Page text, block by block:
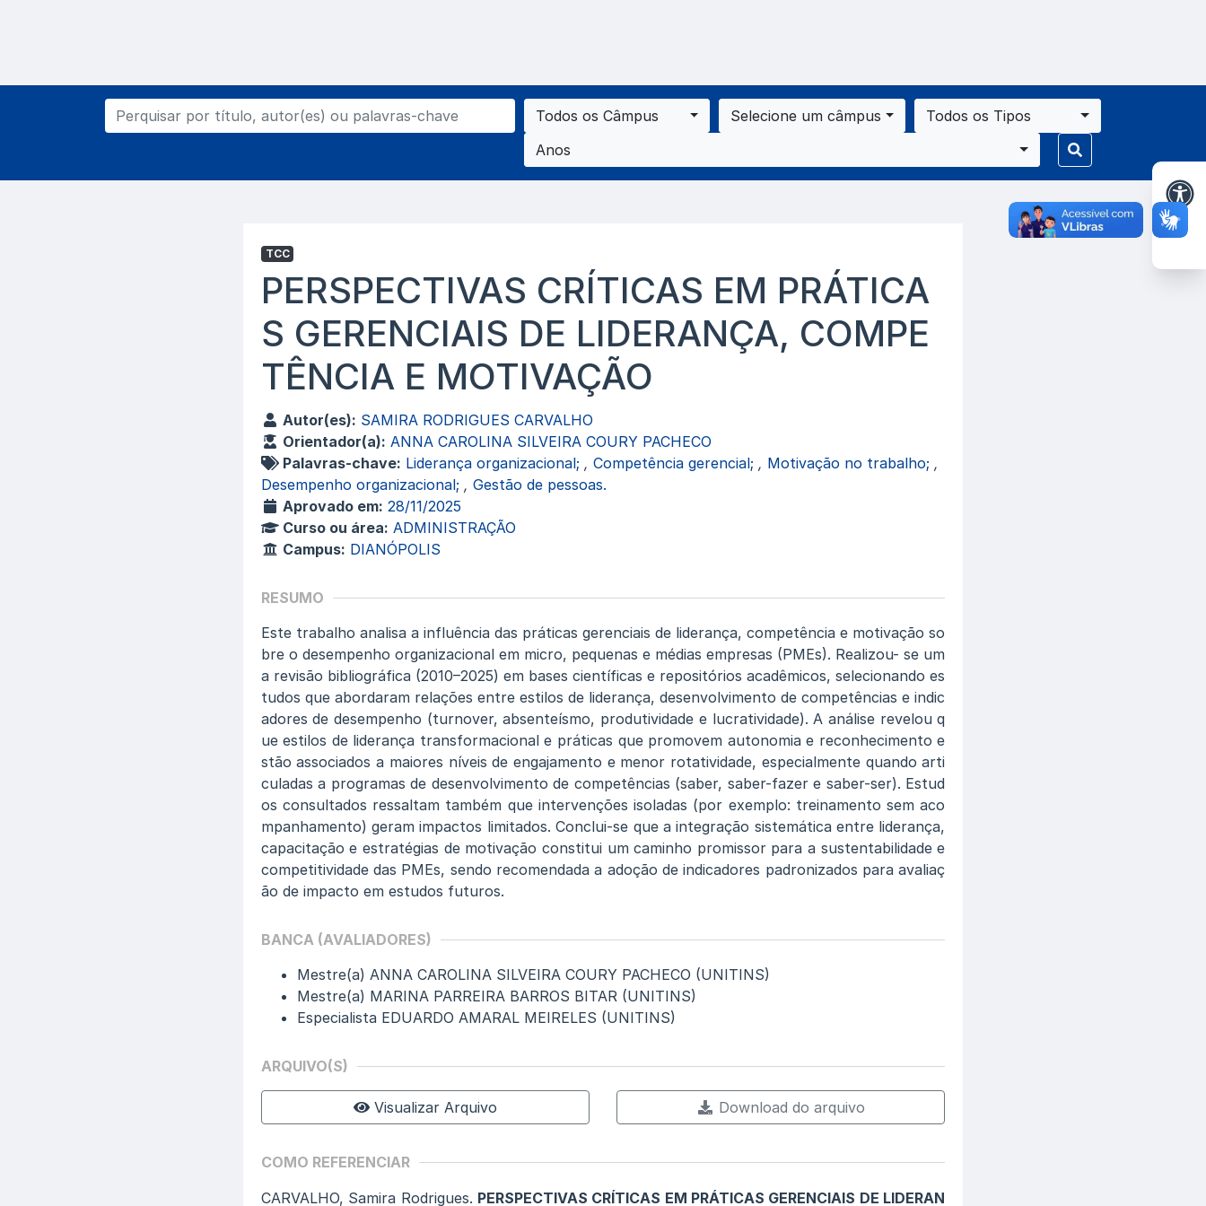
Todos os Câmpus Selecione um câmpus
Todos os Tipos
Anos
TCC
PERSPECTIVAS CRÍTICAS EM PRÁTICA
S GERENCIAIS DE LIDERANÇA, COMPE
TÊNCIA E MOTIVAÇÃO
Autor(es): SAMIRA RODRIGUES CARVALHO
Orientador(a): ANNA CAROLINA SILVEIRA COURY PACHECO
Palavras-chave: Liderança organizacional; , Competência gerencial; , Motivação no trabalho; ,
Desempenho organizacional; , Gestão de pessoas.
Aprovado em: 28/11/2025
Curso ou área: ADMINISTRAÇÃO
Campus: DIANÓPOLIS
RESUMO
Este trabalho analisa a influência das práticas gerenciais de liderança, competência e motivação so
bre o desempenho organizacional em micro, pequenas e médias empresas (PMEs). Realizou- se um
a revisão bibliográfica (2010–2025) em bases científicas e repositórios acadêmicos, selecionando es
tudos que abordaram relações entre estilos de liderança, desenvolvimento de competências e indic
adores de desempenho (turnover, absenteísmo, produtividade e lucratividade). A análise revelou q
ue estilos de liderança transformacional e práticas que promovem autonomia e reconhecimento e
stão associados a maiores níveis de engajamento e menor rotatividade, especialmente quando arti
culadas a programas de desenvolvimento de competências (saber, saber-fazer e saber-ser). Estud
os consultados ressaltam também que intervenções isoladas (por exemplo: treinamento sem aco
mpanhamento) geram impactos limitados. Conclui-se que a integração sistemática entre liderança,
capacitação e estratégias de motivação constitui um caminho promissor para a sustentabilidade e
competitividade das PMEs, sendo recomendada a adoção de indicadores padronizados para avaliaç
ão de impacto em estudos futuros.
BANCA (AVALIADORES)
Mestre(a) ANNA CAROLINA SILVEIRA COURY PACHECO (UNITINS)
Mestre(a) MARINA PARREIRA BARROS BITAR (UNITINS)
Especialista EDUARDO AMARAL MEIRELES (UNITINS)
ARQUIVO(S)
Visualizar Arquivo Download do arquivo
COMO REFERENCIAR
CARVALHO, Samira Rodrigues. PERSPECTIVAS CRÍTICAS EM PRÁTICAS GERENCIAIS DE LIDERAN